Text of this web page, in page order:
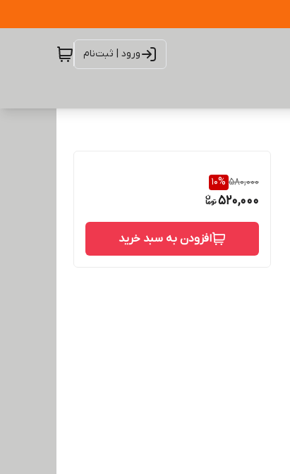
ورود | ثبت‌نام
580,000
10%
520,000
افزودن به سبد خرید